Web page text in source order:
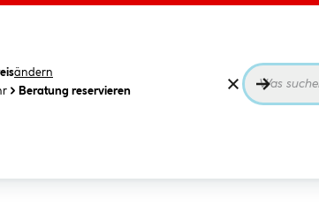
ändern
Beratung reservieren